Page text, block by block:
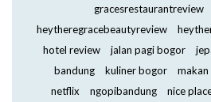
gracesrestaurantreview
heytheregracebeautyreview
hotel review
jalan pagi bogor
bandung
kuliner bogor makan
netflix
ngopibandung
nice